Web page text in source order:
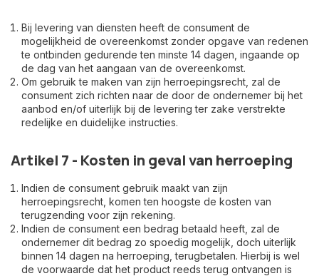
Bij levering van diensten heeft de consument de
mogelijkheid de overeenkomst zonder opgave van redenen
te ontbinden gedurende ten minste 14 dagen, ingaande op
de dag van het aangaan van de overeenkomst.
Om gebruik te maken van zijn herroepingsrecht, zal de
consument zich richten naar de door de ondernemer bij het
aanbod en/of uiterlijk bij de levering ter zake verstrekte
redelijke en duidelijke instructies.
Artikel 7 - Kosten in geval van herroeping
Indien de consument gebruik maakt van zijn
herroepingsrecht, komen ten hoogste de kosten van
terugzending voor zijn rekening.
Indien de consument een bedrag betaald heeft, zal de
ondernemer dit bedrag zo spoedig mogelijk, doch uiterlijk
binnen 14 dagen na herroeping, terugbetalen. Hierbij is wel
de voorwaarde dat het product reeds terug ontvangen is